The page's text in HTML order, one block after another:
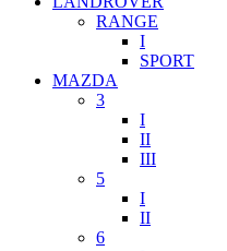
RANGE
I
SPORT
MAZDA
3
I
II
III
5
I
II
6